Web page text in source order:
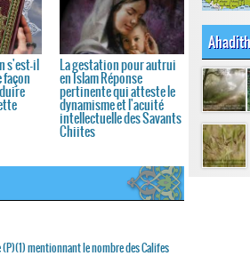
s'est-il La gestation pour autrui
en Islam Réponse
pertinente qui atteste le
dynamisme et l'acuité
intellectuelle des Savants
Chiites
mentionnant le nombre des Califes
Ahadith